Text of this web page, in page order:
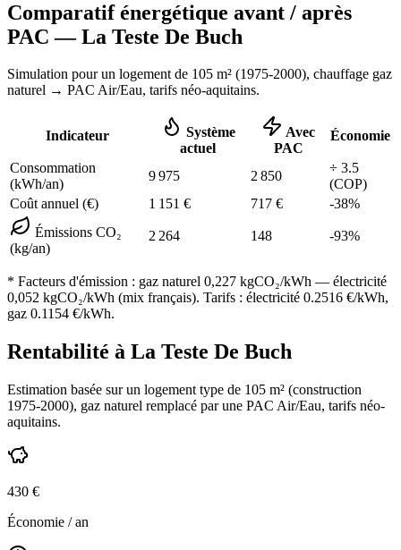
Comparatif énergétique avant / après
PAC —La Teste De Buch
Simulation pour un logement de 105 m² (1975-2000), chauffage gaz
naturel → PAC Air/Eau, tarifs néo-aquitains.
Indicateur
Système
actuel
Avec
PAC
Économie
Consommation
(kWh/an)
9 975 2 850
÷ 3.5
(COP)
Coût annuel (€)
1 151 € 717 € -38%
Émissions CO₂
(kg/an)
2 264 148 -93%
* Facteurs d'émission : gaz naturel 0,227 kgCO₂/kWh — électricité
0,052 kgCO₂/kWh (mix français). Tarifs : électricité 0.2516 €/kWh,
gaz 0.1154 €/kWh.
Rentabilité à La Teste De Buch
Estimation basée sur un logement type de 105 m² (construction
1975-2000), gaz naturel remplacé par une PAC Air/Eau, tarifs néo-
aquitains.
430 €
Économie / an